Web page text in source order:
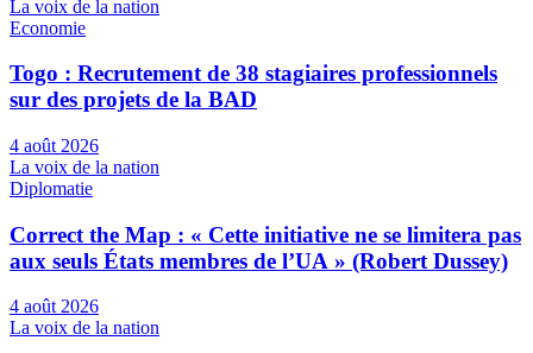
La voix de la nation
Economie
Togo : Recrutement de 38 stagiaires professionnels
sur des projets de la BAD
4 août 2026
La voix de la nation
Diplomatie
Correct the Map : « Cette initiative ne se limitera pas
aux seuls États membres de l’UA » (Robert Dussey)
4 août 2026
La voix de la nation